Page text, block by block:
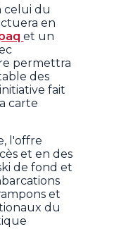
celui du
en
et un
permettra
des
fait
carte
l'offre
et en des
de fond et
et
du